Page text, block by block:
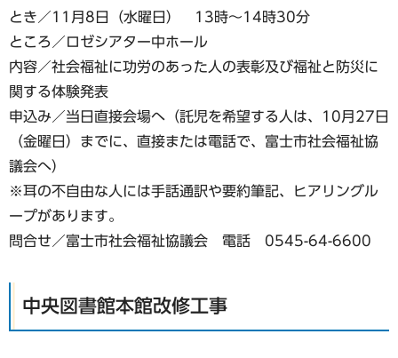
とき／11月8日（水曜日） 13時～14時30分
ところ／ロゼシアター中ホール
内容／社会福祉に功労のあった人の表彰及び福祉と防災に
関する体験発表
申込み／当日直接会場へ（託児を希望する人は、10月27日
（金曜日）までに、直接または電話で、富士市社会福祉協
議会へ）
※耳の不自由な人には手話通訳や要約筆記、ヒアリングル
ープがあります。
問合せ／富士市社会福祉協議会 電話 0545-64-6600
中央図書館本館改修工事